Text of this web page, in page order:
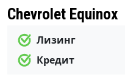
Chevrolet Equinox
Лизинг
Кредит